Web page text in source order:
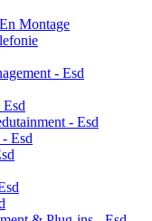
Montage
- Esd
- Esd
Esd